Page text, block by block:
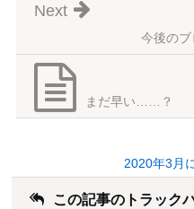
今後のブ
Next
まだ早い……？
2020年3月
この記事のトラック